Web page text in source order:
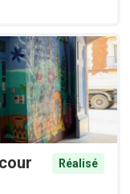
Réalisé